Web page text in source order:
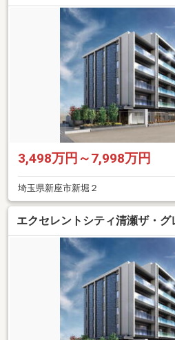
3,498万円～7,998万円
埼玉県新座市新堀２
エクセレントシティ清瀬ザ・